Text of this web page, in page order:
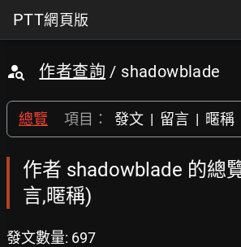
PTT網頁版
作者查詢 / shadowblade
總覽 項目： 發文 | 留言 | 暱稱
作者 shadowblade 的總
言,暱稱)
發文數量: 697